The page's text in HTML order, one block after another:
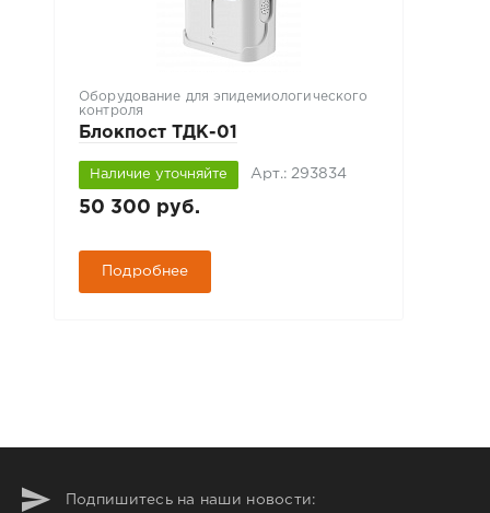
Оборудование для эпидемиологического
контроля
Блокпост ТДК-01
Наличие уточняйте Арт.: 293834
50 300 руб.
Подробнее
Подпишитесь на наши новости: